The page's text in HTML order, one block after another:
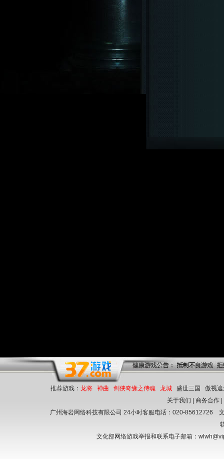
推荐游戏：龙将 神曲 剑侠奇缘之侍魂 龙城 盛世三国
傲视
关于我们
|商务合作
广州海岩网络科技有限公司 24小时客服电话：020-85612726
文化部网络游戏举报和联系电子邮箱：